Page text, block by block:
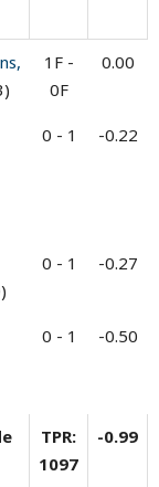
1F -
0F
0.00
0 - 1 -0.22
0 - 1 -0.27
0 - 1 -0.50
TPR:
1097
-0.99